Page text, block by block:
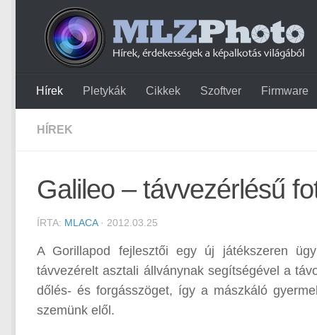
Hírek Pletykák Cikkek Szoftver Firmware
HÍREK
Galileo – távvezérlésű
ÍRTA: MLACA· 2012.03.25
A Gorillapod fejlesztői egy új játékszeren
távvezérelt asztali állványnak segítségével a
dőlés- és forgásszöget, így a mászkáló
szemünk elől.